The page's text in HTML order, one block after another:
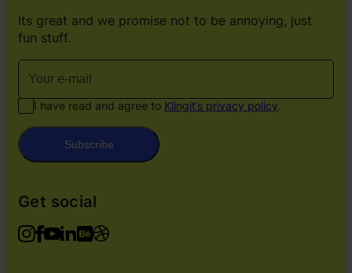
Its great and we promise not to be annoying, just
fun stuff.
I have read and agree to Klingit’s privacy policy.
Subscribe
Get social